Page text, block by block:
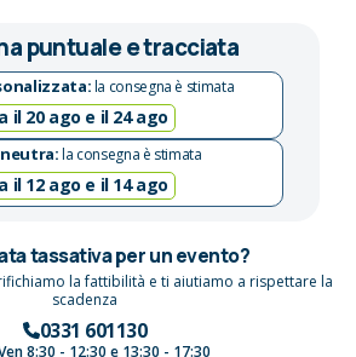
puntuale e tracciata
la consegna è stimata
il 20 ago e il 24 ago
la consegna è stimata
il 12 ago e il 14 ago
tassativa per un evento?
la fattibilità e ti aiutiamo a rispettare la
scadenza
0331 601130
8:30 - 12:30 e 13:30 - 17:30